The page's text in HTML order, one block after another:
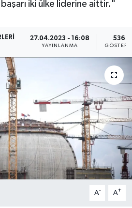
iki ülke liderine aittir."
27.04.2023 - 16:08
YAYINLANMA
536
A- A+